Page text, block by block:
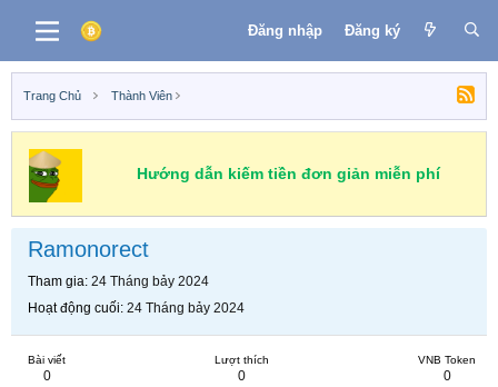
Đăng nhập Đăng ký
Trang Chủ Thành Viên
Hướng dẫn kiếm tiền đơn giản miễn phí
Ramonorect
Tham gia 24 Tháng bảy 2024
Hoạt động cuối 24 Tháng bảy 2024
Bài viết
0
Lượt thích
0
VNB Token
0